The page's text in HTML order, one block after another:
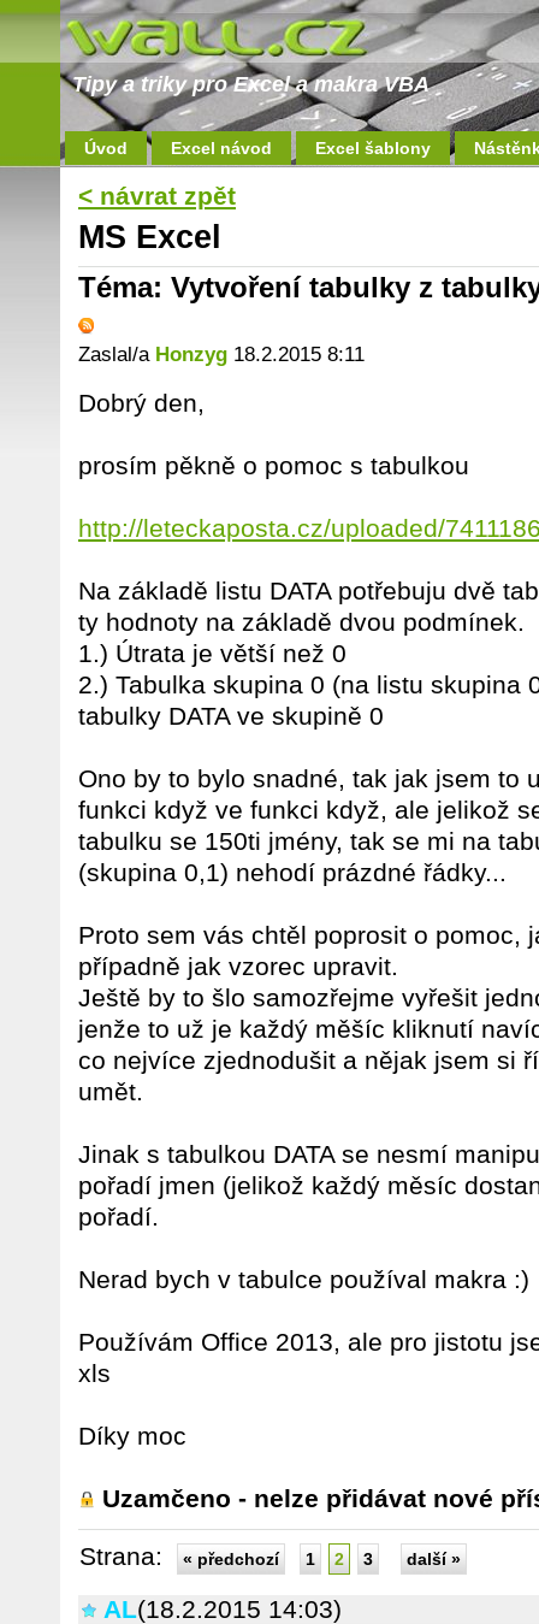
Tipy a triky pro Excel a makra VBA
Úvod Excel návod Excel šablony
< návrat zpět
MS Excel
Téma: Vytvoření tabulky z
Zaslal/a Honzyg 18.2.2015 8:11
Dobrý den,
prosím pěkně o pomoc s tabulkou
http://leteckaposta.cz/uploaded/
Na základě listu DATA potřebuju dvě
ty hodnoty na základě dvou podmínek.
1.) Útrata je větší než 0
2.) Tabulka skupina 0 (na listu skupina
tabulky DATA ve skupině 0
Ono by to bylo snadné, tak jak jsem to
funkci když ve funkci když, ale jelikož
tabulku se 150ti jmény, tak se mi na
(skupina 0,1) nehodí prázdné řádky...
Proto sem vás chtěl poprosit o pomoc,
případně jak vzorec upravit.
Ještě by to šlo samozřejme vyřešit
jenže to už je každý měšíc kliknutí
co nejvíce zjednodušit a nějak jsem si
umět.
Jinak s tabulkou DATA se nesmí
pořadí jmen (jelikož každý měsíc
pořadí.
Nerad bych v tabulce používal makra :)
Používám Office 2013, ale pro jistotu
xls
Díky moc
Uzamčeno - nelze přidávat nové
Strana: « předchozí 1 2 3 další »
AL(18.2.2015 14:03)